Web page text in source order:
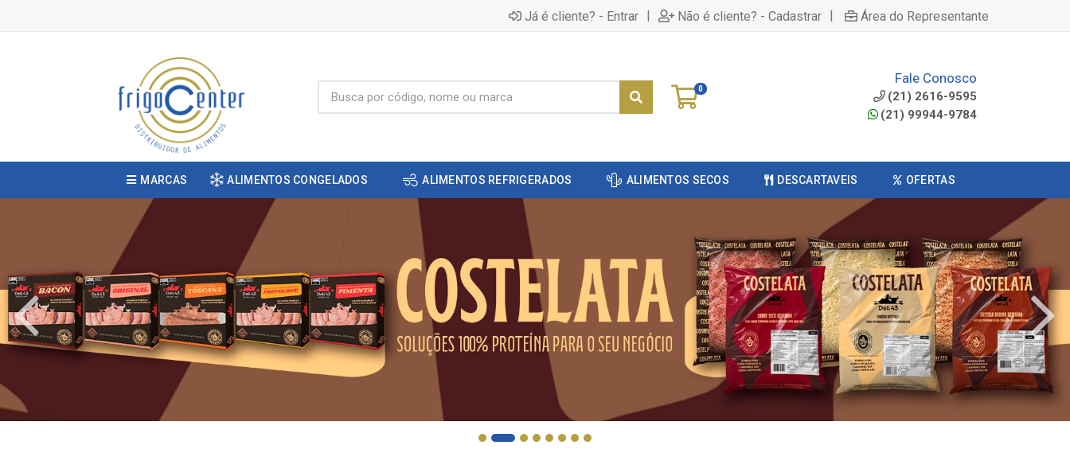
Já é cliente? - Entrar | Não é cliente? - Cadastrar | Área do Representante
0
Fale Conosco
(21) 2616-9595
(21) 99944-9784
MARCAS ALIMENTOS CONGELADOS ALIMENTOS REFRIGERADOS ALIMENTOS SECOS DESCARTAVEIS OFERTAS